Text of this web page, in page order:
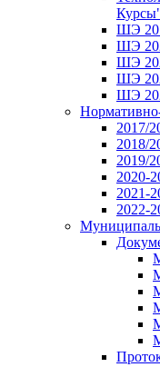
ШЭ
ШЭ
ШЭ
ШЭ
ШЭ
2017/
2018/
2019/
2020-
2021-
2022-